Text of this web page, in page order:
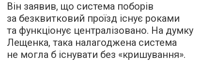
Він заявив, що система поборів
за безквитковий проїзд існує роками
та функціонує централізовано. На думку
Лещенка, така налагоджена система
не могла б існувати без «кришування».